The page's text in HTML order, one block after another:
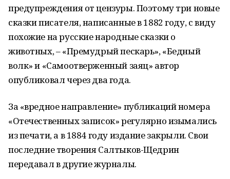
предупреждения от цензуры. Поэтому три новые
сказки писателя, написанные в 1882 году, с виду
похожие на русские народные сказки о
животных, – «Премудрый пескарь», «Бедный
волк» и «Самоотверженный заяц» автор
опубликовал через два года.
За «вредное направление» публикаций номера
«Отечественных записок» регулярно изымались
из печати, а в 1884 году издание закрыли. Свои
последние творения Салтыков-Щедрин
передавал в другие журналы.